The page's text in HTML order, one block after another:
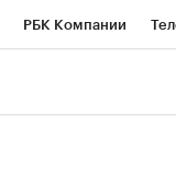
РБК Компании